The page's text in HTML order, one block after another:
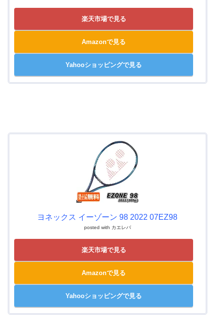
楽天市場で見る
Amazonで見る
Yahooショッピングで見る
ヨネックス イーゾーン 98 2022 07EZ98
posted with カエレバ
楽天市場で見る
Amazonで見る
Yahooショッピングで見る